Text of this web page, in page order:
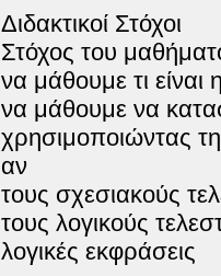
Διδακτικοί Στόχοι
Στόχος του
να μάθουμε τι είναι
να μάθουμε να
χρησιμοποιώντας
αν
τους σχεσιακούς
τους λογικούς
λογικές εκφράσεις